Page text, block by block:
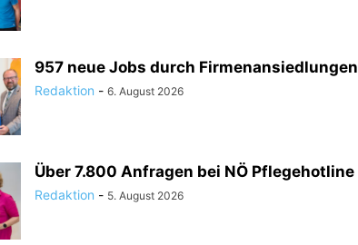
957 neue Jobs durch Firmenansiedlungen
Redaktion - 6. August 2026
Über 7.800 Anfragen bei NÖ Pflegehotline
Redaktion - 5. August 2026